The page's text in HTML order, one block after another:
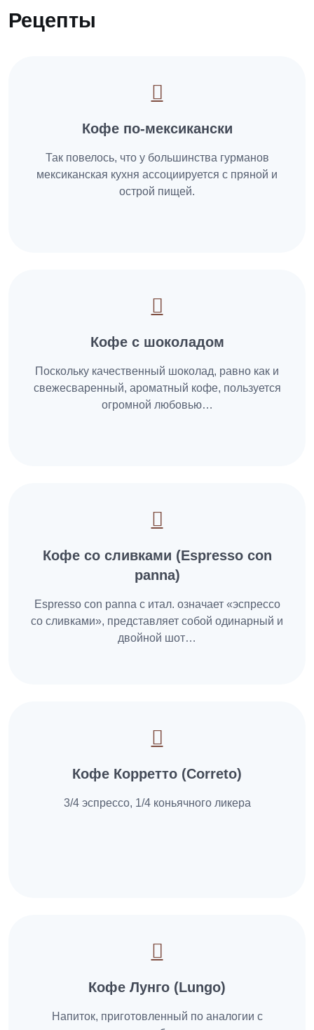
Рецепты
Кофе по-мексикански
Так повелось, что у большинства гурманов
мексиканская кухня ассоциируется с пряной и
острой пищей.
Кофе с шоколадом
Поскольку качественный шоколад, равно как и
свежесваренный, ароматный кофе, пользуется
огромной любовью…
Кофе со сливками (Espresso con
panna)
Espresso con panna с итал. означает «эспрессо
со сливками», представляет собой одинарный и
двойной шот…
Кофе Корретто (Correto)
3/4 эспрессо, 1/4 коньячного ликера
Кофе Лунго (Lungo)
Напиток, приготовленный по аналогии с